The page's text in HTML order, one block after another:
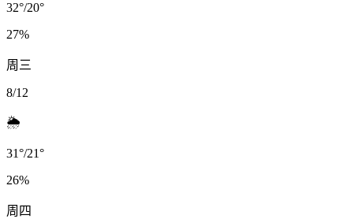
32°/20°
27%
周三
8/12
🌦️
31°/21°
26%
周四